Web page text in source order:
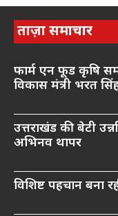
ताज़ा समाचार
फार्म एन फूड कृषि
विकास मंत्री भरत
उत्तराखंड की बेटी
अभिनव थापर
विशिष्ट पहचान बना